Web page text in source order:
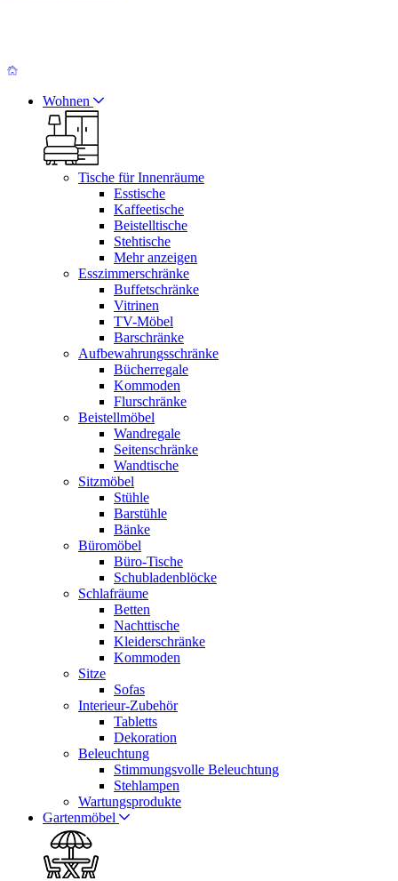
Wohnen
Tische für Innenräume
Esstische
Kaffeetische
Beistelltische
Stehtische
Mehr anzeigen
Esszimmerschränke
Buffetschränke
Vitrinen
TV-Möbel
Barschränke
Aufbewahrungsschränke
Bücherregale
Kommoden
Flurschränke
Beistellmöbel
Wandregale
Seitenschränke
Wandtische
Sitzmöbel
Stühle
Barstühle
Bänke
Büromöbel
Büro-Tische
Schubladenblöcke
Schlafräume
Betten
Nachttische
Kleiderschränke
Kommoden
Sitze
Sofas
Interieur-Zubehör
Tabletts
Dekoration
Beleuchtung
Stimmungsvolle Beleuchtung
Stehlampen
Wartungsprodukte
Gartenmöbel